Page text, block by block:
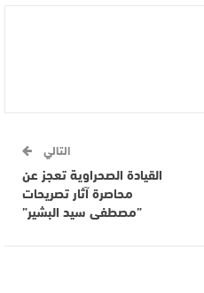
التالي
القيادة الصحراوية تعجز عن
محاصرة آثار تصريحات
”مصطفى سيد البشير”